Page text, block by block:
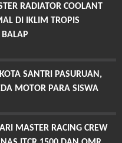
RADIATOR COOLANT
DI IKLIM TROPIS
BALAP
SANTRI PASURUAN,
MOTOR PARA SISWA
MASTER RACING CREW